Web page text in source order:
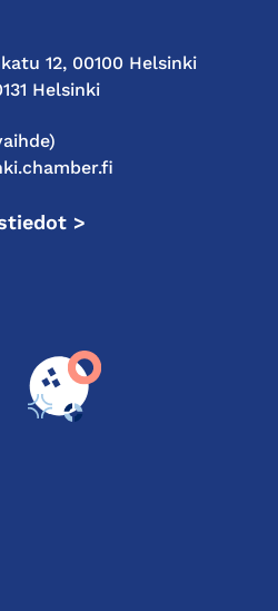
12, 00100 Helsinki
Helsinki
>